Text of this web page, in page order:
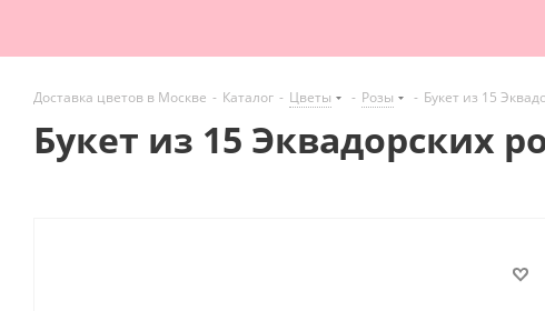
Доставка цветов в Москве - Каталог - Цветы - Розы - Букет из 15
Букет из 15 Эквадорских